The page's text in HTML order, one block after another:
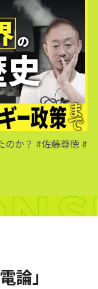
のか？ #佐藤尊徳 #
論」